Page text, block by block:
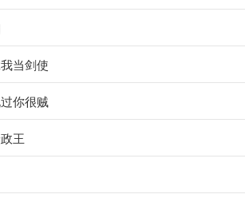
当剑使
你很贼
王